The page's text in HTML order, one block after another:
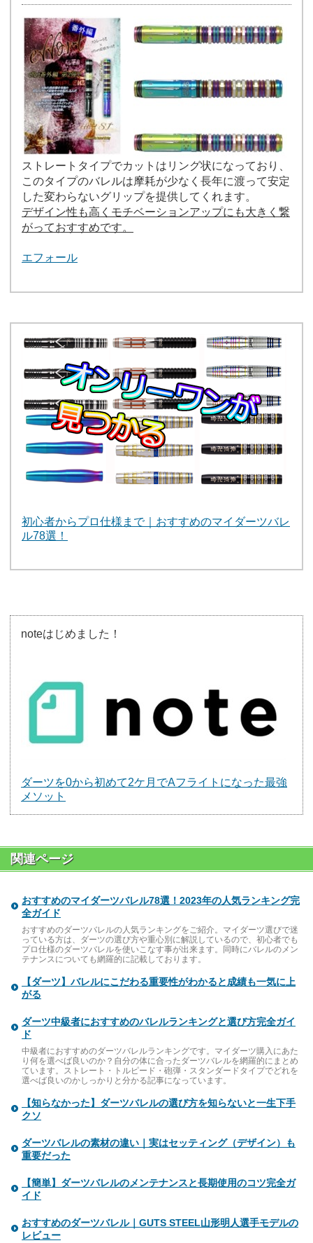
ストレートタイプでカットはリング状になっており、
このタイプのバレルは摩耗が少なく長年に渡って安定
した変わらないグリップを提供してくれます。
デザイン性も高くモチベーションアップにも大きく繋
がっておすすめです。
エフォール
初心者からプロ仕様まで｜おすすめのマイダーツバレ
ル78選！
noteはじめました！
ダーツを0から初めて2ケ月でAフライトになった最強
メソット
関連ページ
おすすめのマイダーツバレル78選！2023年の人気ランキング完
全ガイド
おすすめのダーツバレルの人気ランキングをご紹介。マイダーツ選びで迷
っている方は、ダーツの選び方や重心別に解説しているので、初心者でも
プロ仕様のダーツバレルを使いこなす事が出来ます。同時にバレルのメン
テナンスについても網羅的に記載しております。
【ダーツ】バレルにこだわる重要性がわかると成績も一気に上
がる
ダーツ中級者におすすめのバレルランキングと選び方完全ガイ
ド
中級者におすすめのダーツバレルランキングです。マイダーツ購入にあた
り何を選べば良いのか？自分の体に合ったダーツバレルを網羅的にまとめ
ています。ストレート・トルピード・砲弾・スタンダードタイプでどれを
選べば良いのかしっかりと分かる記事になっています。
【知らなかった】ダーツバレルの選び方を知らないと一生下手
クソ
ダーツバレルの素材の違い｜実はセッティング（デザイン）も
重要だった
【簡単】ダーツバレルのメンテナンスと長期使用のコツ完全ガ
イド
おすすめのダーツバレル｜GUTS STEEL山形明人選手モデルの
レビュー